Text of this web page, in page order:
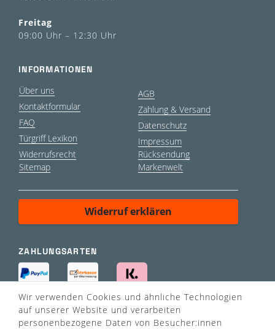
Freitag
09:00 Uhr – 12:30 Uhr
INFORMATIONEN
Über uns
Kontaktformular
FAQ
Türgriff Lexikon
Widerrufsrecht
Sitemap
AGB
Zahlung & Versand
Datenschutz
Impressum
Rücksendung
Markenwelt
Widerruf erklären
ZAHLUNGSARTEN
Wir verwenden Cookies und ähnliche Technologien
auf unserer Website und verarbeiten
personenbezogene Daten von Besucher:innen